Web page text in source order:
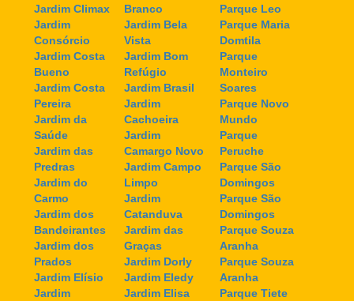
Jardim Climax
Jardim
Consórcio
Jardim Costa
Bueno
Jardim Costa
Pereira
Jardim da
Saúde
Jardim das
Predras
Jardim do
Carmo
Jardim dos
Bandeirantes
Jardim dos
Prados
Jardim Elísio
Jardim
Branco
Jardim Bela
Vista
Jardim Bom
Refúgio
Jardim Brasil
Jardim
Cachoeira
Jardim
Camargo Novo
Jardim Campo
Limpo
Jardim
Catanduva
Jardim das
Graças
Jardim Dorly
Jardim Eledy
Jardim Elisa
Parque Leo
Parque Maria
Domtila
Parque
Monteiro
Soares
Parque Novo
Mundo
Parque
Peruche
Parque São
Domingos
Parque São
Domingos
Parque Souza
Aranha
Parque Souza
Aranha
Parque Tiete